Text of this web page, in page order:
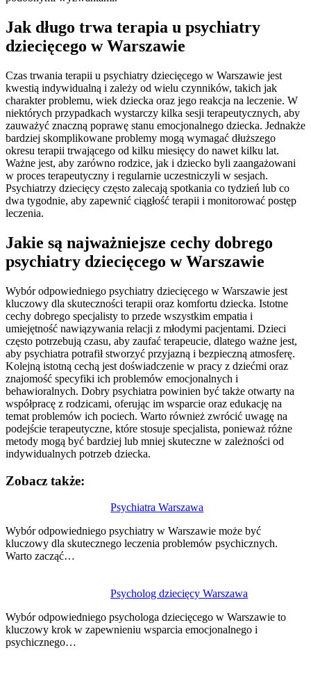
Jak długo trwa terapia u psychiatry
dziecięcego w Warszawie
Czas trwania terapii u psychiatry dziecięcego w Warszawie jest
kwestią indywidualną i zależy od wielu czynników, takich jak
charakter problemu, wiek dziecka oraz jego reakcja na leczenie. W
niektórych przypadkach wystarczy kilka sesji terapeutycznych, aby
zauważyć znaczną poprawę stanu emocjonalnego dziecka. Jednakże
bardziej skomplikowane problemy mogą wymagać dłuższego
okresu terapii trwającego od kilku miesięcy do nawet kilku lat.
Ważne jest, aby zarówno rodzice, jak i dziecko byli zaangażowani
w proces terapeutyczny i regularnie uczestniczyli w sesjach.
Psychiatrzy dziecięcy często zalecają spotkania co tydzień lub co
dwa tygodnie, aby zapewnić ciągłość terapii i monitorować postęp
leczenia.
Jakie są najważniejsze cechy dobrego
psychiatry dziecięcego w Warszawie
Wybór odpowiedniego psychiatry dziecięcego w Warszawie jest
kluczowy dla skuteczności terapii oraz komfortu dziecka. Istotne
cechy dobrego specjalisty to przede wszystkim empatia i
umiejętność nawiązywania relacji z młodymi pacjentami. Dzieci
często potrzebują czasu, aby zaufać terapeucie, dlatego ważne jest,
aby psychiatra potrafił stworzyć przyjazną i bezpieczną atmosferę.
Kolejną istotną cechą jest doświadczenie w pracy z dziećmi oraz
znajomość specyfiki ich problemów emocjonalnych i
behawioralnych. Dobry psychiatra powinien być także otwarty na
współpracę z rodzicami, oferując im wsparcie oraz edukację na
temat problemów ich pociech. Warto również zwrócić uwagę na
podejście terapeutyczne, które stosuje specjalista, ponieważ różne
metody mogą być bardziej lub mniej skuteczne w zależności od
indywidualnych potrzeb dziecka.
Zobacz także:
Psychiatra Warszawa
Wybór odpowiedniego psychiatry w Warszawie może być
kluczowy dla skutecznego leczenia problemów psychicznych.
Warto zacząć…
Psycholog dziecięcy Warszawa
Wybór odpowiedniego psychologa dziecięcego w Warszawie to
kluczowy krok w zapewnieniu wsparcia emocjonalnego i
psychicznego…
wpisu